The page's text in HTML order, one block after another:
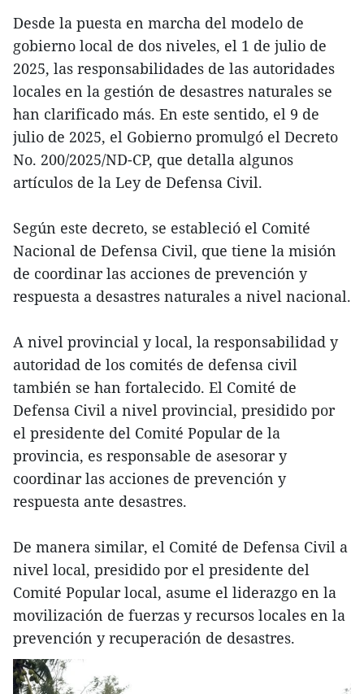
Desde la puesta en marcha del modelo de
gobierno local de dos niveles, el 1 de julio de
2025, las responsabilidades de las autoridades
locales en la gestión de desastres naturales se
han clarificado más. En este sentido, el 9 de
julio de 2025, el Gobierno promulgó el Decreto
No. 200/2025/ND-CP, que detalla algunos
artículos de la Ley de Defensa Civil.
Según este decreto, se estableció el Comité
Nacional de Defensa Civil, que tiene la misión
de coordinar las acciones de prevención y
respuesta a desastres naturales a nivel nacional.
A nivel provincial y local, la responsabilidad y
autoridad de los comités de defensa civil
también se han fortalecido. El Comité de
Defensa Civil a nivel provincial, presidido por
el presidente del Comité Popular de la
provincia, es responsable de asesorar y
coordinar las acciones de prevención y
respuesta ante desastres.
De manera similar, el Comité de Defensa Civil a
nivel local, presidido por el presidente del
Comité Popular local, asume el liderazgo en la
movilización de fuerzas y recursos locales en la
prevención y recuperación de desastres.